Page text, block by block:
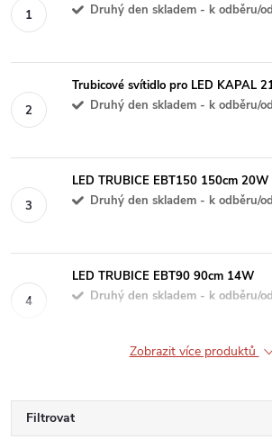
Druhý den skladem - k odběru/
Trubicové svítidlo pro LED KAPAL
Druhý den skladem - k odběru/
LED TRUBICE EBT150 150cm 20W
Druhý den skladem - k odběru/
LED TRUBICE EBT90 90cm 14W
Druhý den skladem - k odběru/
Zobrazit více produktů
Filtrovat